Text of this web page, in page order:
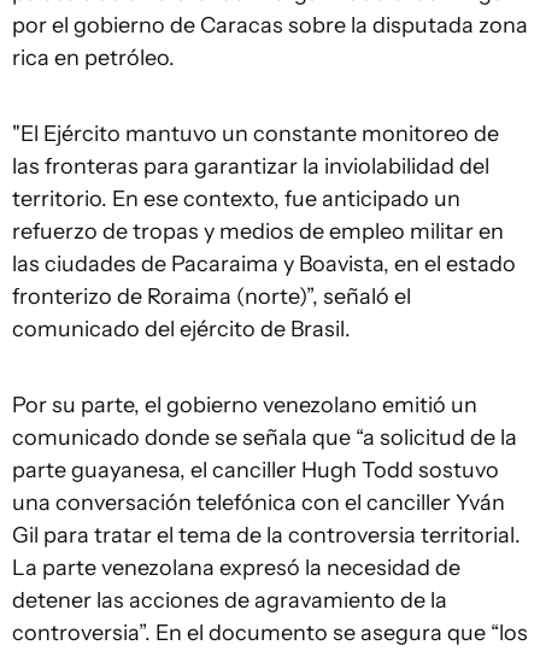
por el gobierno de Caracas sobre la disputada zona
rica en petróleo.
"El Ejército mantuvo un constante monitoreo de
las fronteras para garantizar la inviolabilidad del
territorio. En ese contexto, fue anticipado un
refuerzo de tropas y medios de empleo militar en
las ciudades de Pacaraima y Boavista, en el estado
fronterizo de Roraima (norte)”, señaló el
comunicado del ejército de Brasil.
Por su parte, el gobierno venezolano emitió un
comunicado donde se señala que “a solicitud de la
parte guayanesa, el canciller Hugh Todd sostuvo
una conversación telefónica con el canciller Yván
Gil para tratar el tema de la controversia territorial.
La parte venezolana expresó la necesidad de
detener las acciones de agravamiento de la
controversia”. En el documento se asegura que “los